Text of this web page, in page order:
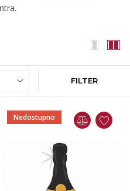
FILTER
Nedostupno